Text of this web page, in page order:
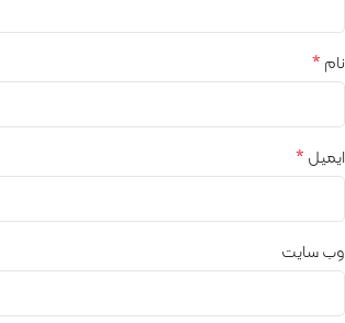
نام*
ایمیل*
وب‌ سایت